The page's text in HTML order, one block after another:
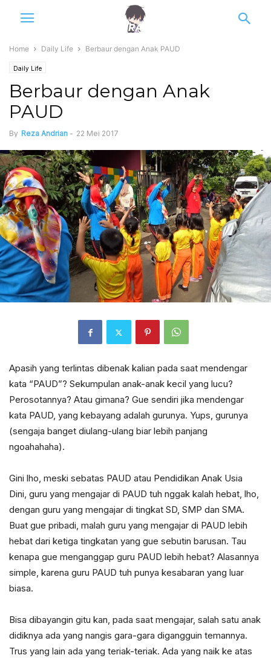
Home Daily Life Berbaur dengan Anak PAUD
Daily Life
Berbaur dengan Anak
PAUD
By Reza Andrian - 22 Mei 2017
Apasih yang terlintas dibenak kalian pada saat mendengar
kata “PAUD”? Sekumpulan anak-anak kecil yang lucu?
Perosotannya? Atau gimana? Gue sendiri jika mendengar
kata PAUD, yang kebayang adalah gurunya. Yups, gurunya
(sengaja banget diulang-ulang biar lebih panjang
ngoahahaha).
Gini lho, meski sebatas PAUD atau Pendidikan Anak Usia
Dini, guru yang mengajar di PAUD tuh nggak kalah hebat, lho,
dengan guru yang mengajar di tingkat SD, SMP dan SMA.
Buat gue pribadi, malah guru yang mengajar di PAUD lebih
hebat dari ketiga tingkatan yang gue sebutin barusan. Tau
kenapa gue menganggap guru PAUD lebih hebat? Alasannya
simple, karena guru PAUD tuh punya kesabaran yang luar
biasa.
Bisa dibayangin gitu kan, pada saat mengajar, salah satu anak
didiknya ada yang nangis gara-gara digangguin temannya.
Trus yang lain ada yang teriak-teriak. Ada yang naik ke atas